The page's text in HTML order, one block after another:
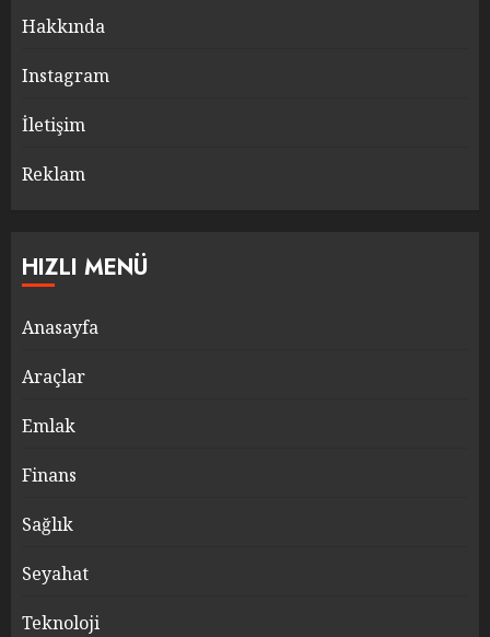
Hakkında
Instagram
İletişim
Reklam
HIZLI MENÜ
Anasayfa
Araçlar
Emlak
Finans
Sağlık
Seyahat
Teknoloji